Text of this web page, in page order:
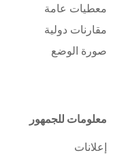
معطيات عامة
مقارنات دولية
صورة الوضع
معلومات للجمهور
إعلانات